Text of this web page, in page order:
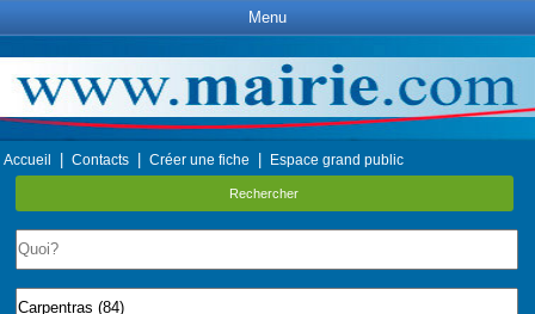
Menu
Accueil Contacts Créer une fiche Espace grand public
Rechercher